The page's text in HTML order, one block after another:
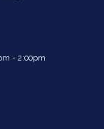
- 2:00pm